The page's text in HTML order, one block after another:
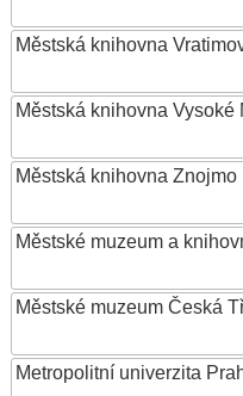
Městská knihovna
Městská knihovna Vysoké
Městská knihovna Znojmo
Městské muzeum a
Městské muzeum Česká
Metropolitní univerzita